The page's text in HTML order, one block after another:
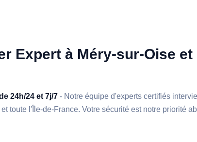
Expert à Méry-sur-Oise et
24h/24 et 7j/7 - Notre équipe d'experts certifiés
toute l'Île-de-France. Votre sécurité est notre priorité